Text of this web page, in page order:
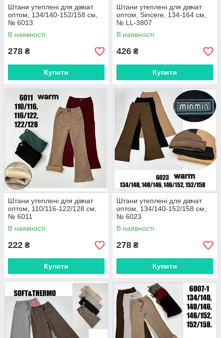
Замовляйте бавовняні штани для дівчаток прямо зараз —
подаруйте своїй дитині ніжну турботу та стиль у кожному русі!
Штани утеплені для дівчат
оптом, 134/140-152/158 см,
№ 6013
В наявності
278 ₴
Купити
Штани утеплені для дівчат
оптом, Sincere, 134-164 см,
№ LL-3807
В наявності
426 ₴
Купити
Штани утеплені для дівчат
оптом, 110/116-122/128 см,
№ 6011
В наявності
222 ₴
Купити
Штани утеплені для дівчат
оптом, 134/140-152/158 см,
№ 6023
В наявності
278 ₴
Купити